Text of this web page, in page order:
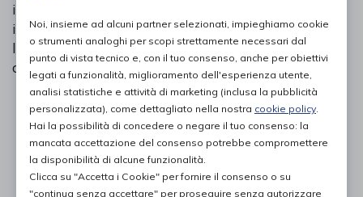
impermeabile che permette di fare la doccia e
immergersi nell’acqua, in piscina o al mare, in piena
libertà e sicurezza. Morbida e resistente è semplice
da indossare. È lavabile e riutilizzabile.
PROVA E ACQUISTA IN NEGOZIO
DA62,00€
PROVA E NOLEGGIA IN NEGOZIO
NON DISPONIBILE
Noi, insieme ad alcuni partner selezionati, impieghiamo cookie
o strumenti analoghi per scopi strettamente necessari dal
punto di vista tecnico e, con il tuo consenso, anche per obiettivi
legati a funzionalità, miglioramento dell'esperienza utente,
analisi statistiche e attività di marketing (inclusa la pubblicità
personalizzata), come dettagliato nella nostra cookie policy.
Hai la possibilità di concedere o negare il tuo consenso: la
mancata accettazione del consenso potrebbe compromettere
la disponibilità di alcune funzionalità.
Clicca su "Accetta i Cookie" per fornire il consenso o su
"continua senza accettare" per proseguire senza autorizzare